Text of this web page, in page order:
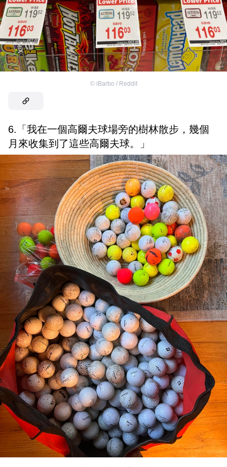
© iBarbo / Reddit
6.「我在一個高爾夫球場旁的樹林散步，幾個
月來收集到了這些高爾夫球。」